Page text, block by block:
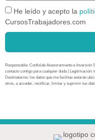
He leído y acepto la
CursosTrabajadores.com
Responsable: Confislab Asesoramiento e Inversión
contacto contigo para cualquier duda | Legitimación:
Destinatarios: los datos que me facilitas estarán
otros, a acceder, rectificar, limitar y suprimir tus